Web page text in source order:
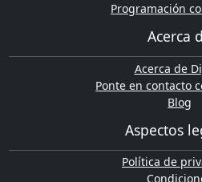
Programación
Acerca
Acerca de
Ponte en contacto
Blog
Aspectos
Política de